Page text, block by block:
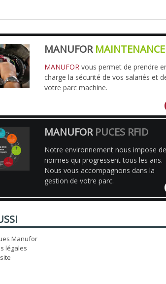
MANUFOR MAINTENANCE
MANUFOR vous permet de prendre
charge la sécurité de vos salariés et
votre parc machine.
MANUFOR PUCES RFID
Notre environnement nous impose
normes qui progressent tous les ans.
Nous vous accompagnons dans la
gestion de votre parc.
Manufor
légales